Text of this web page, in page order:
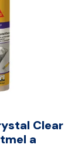
Clear
a